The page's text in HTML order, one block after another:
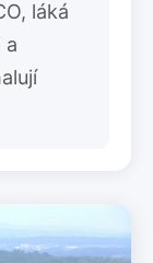
láká
a